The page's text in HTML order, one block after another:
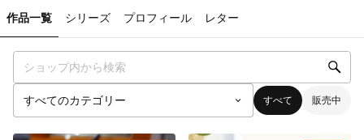
作品一覧 シリーズ プロフィール レター
すべて 販売中